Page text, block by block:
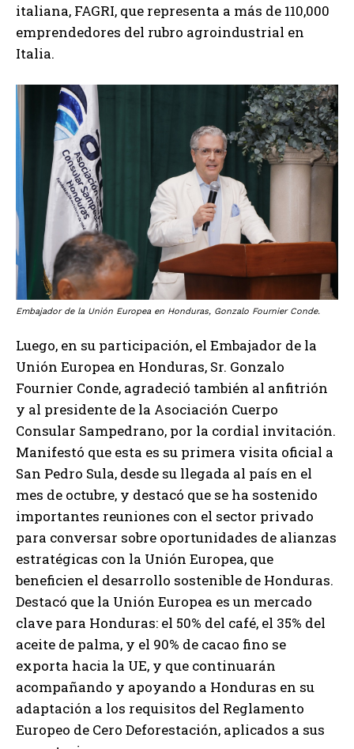
italiana, FAGRI, que representa a más de 110,000
emprendedores del rubro agroindustrial en
Italia.
Embajador de la Unión Europea en Honduras, Gonzalo Fournier Conde.
Luego, en su participación, el Embajador de la
Unión Europea en Honduras, Sr. Gonzalo
Fournier Conde, agradeció también al anfitrión
y al presidente de la Asociación Cuerpo
Consular Sampedrano, por la cordial invitación.
Manifestó que esta es su primera visita oficial a
San Pedro Sula, desde su llegada al país en el
mes de octubre, y destacó que se ha sostenido
importantes reuniones con el sector privado
para conversar sobre oportunidades de alianzas
estratégicas con la Unión Europea, que
beneficien el desarrollo sostenible de Honduras.
Destacó que la Unión Europea es un mercado
clave para Honduras: el 50% del café, el 35% del
aceite de palma, y el 90% de cacao fino se
exporta hacia la UE, y que continuarán
acompañando y apoyando a Honduras en su
adaptación a los requisitos del Reglamento
Europeo de Cero Deforestación, aplicados a sus